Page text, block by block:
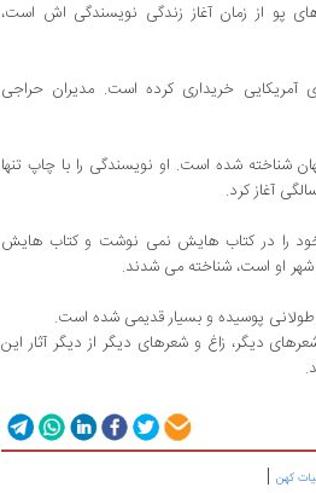
پو از زمان آغاز زندگی نویسندگی اش است،
آمریکایی خریداری کرده است. مدیران حراجی
شناخته شده است. او نویسندگی را با چاپ تنها
را در کتاب هایش نمی نوشت و کتاب هایش
شهر او است، شناخته می شدند.
دیگر، زاغ و شعرهای دیگر از دیگر آثار این
کهن |